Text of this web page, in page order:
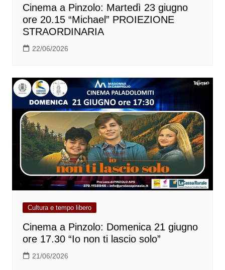
Cinema a Pinzolo: Martedì 23 giugno
ore 20.15 “Michael” PROIEZIONE
STRAORDINARIA
22/06/2026
Cultura e tempo libero
Cinema a Pinzolo: Domenica 21 giugno
ore 17.30 “Io non ti lascio solo”
21/06/2026